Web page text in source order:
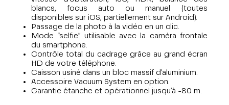
blancs, focus auto ou manuel (toutes
disponibles sur iOS, partiellement sur Android).
Passage de la photo à la vidéo en un clic.
Mode “selfie” utilisable avec la caméra frontale
du smartphone.
Contrôle total du cadrage grâce au grand écran
HD de votre téléphone.
Caisson usiné dans un bloc massif d’aluminium.
Accessoire Vacuum System en option.
Garantie étanche et opérationnel jusqu’à -80 m.